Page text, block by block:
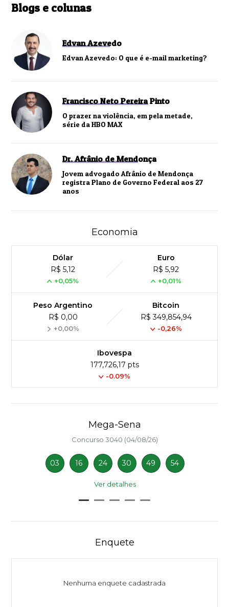
Blogs e colunas
Edvan Azevedo
Edvan Azevedo: O que é e-mail marketing?
Francisco Neto Pereira Pinto
O prazer na violência, em pela metade,
série da HBO MAX
Dr. Afrânio de Mendonça
Jovem advogado Afrânio de Mendonça
registra Plano de Governo Federal aos 27
anos
Economia
Dólar
R$ 5,12
+0,05%
Euro
R$ 5,92
+0,01%
Peso Argentino
R$ 0,00
+0,00%
Bitcoin
R$ 349,854,94
-0,26%
Ibovespa
177,726,17 pts
-0.09%
Mega-Sena
Concurso 3040 (04/08/26)
03 16 24 30 49 54
Ver detalhes
Enquete
Nenhuma enquete cadastrada